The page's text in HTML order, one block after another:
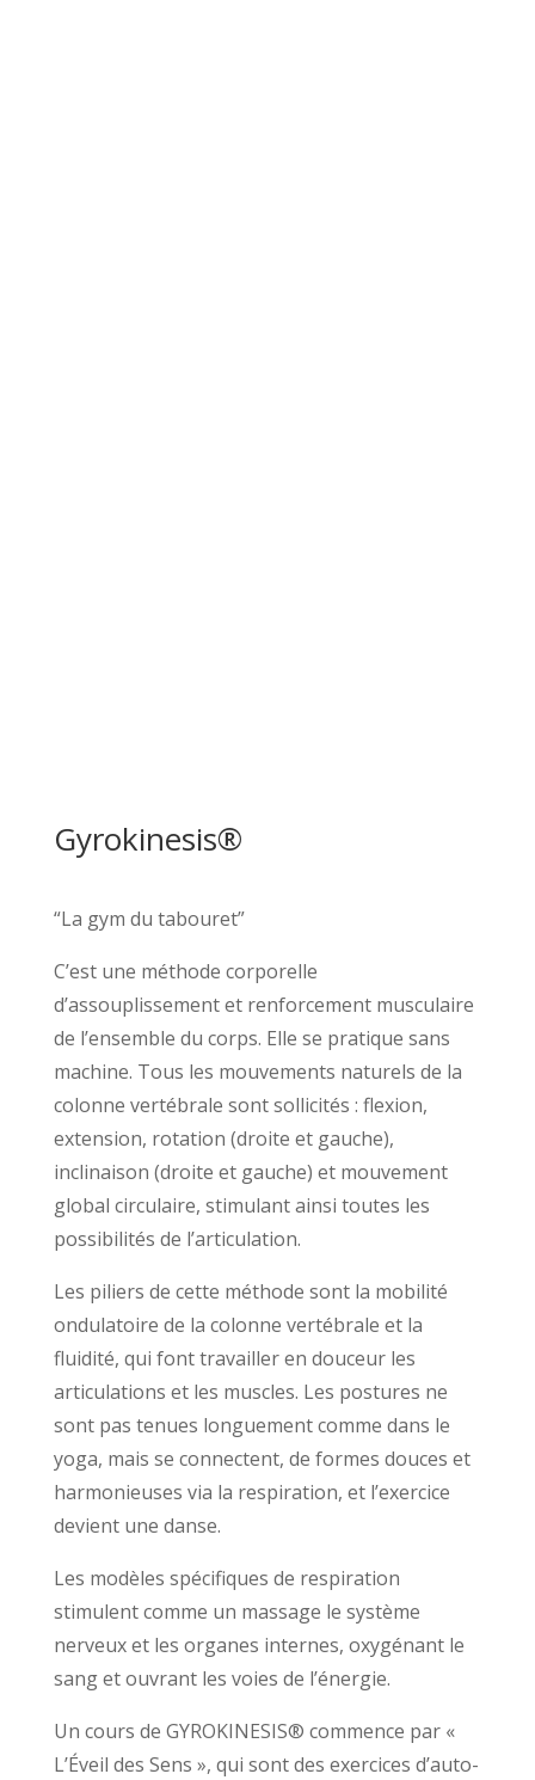
Gyrokinesis®
“La gym du tabouret”
C’est une méthode corporelle
d’assouplissement et renforcement musculaire
de l’ensemble du corps. Elle se pratique sans
machine. Tous les mouvements naturels de la
colonne vertébrale sont sollicités : flexion,
extension, rotation (droite et gauche),
inclinaison (droite et gauche) et mouvement
global circulaire, stimulant ainsi toutes les
possibilités de l’articulation.
Les piliers de cette méthode sont la mobilité
ondulatoire de la colonne vertébrale et la
fluidité, qui font travailler en douceur les
articulations et les muscles. Les postures ne
sont pas tenues longuement comme dans le
yoga, mais se connectent, de formes douces et
harmonieuses via la respiration, et l’exercice
devient une danse.
Les modèles spécifiques de respiration
stimulent comme un massage le système
nerveux et les organes internes, oxygénant le
sang et ouvrant les voies de l’énergie.
Un cours de GYROKINESIS® commence par «
L’Éveil des Sens », qui sont des exercices d’auto-